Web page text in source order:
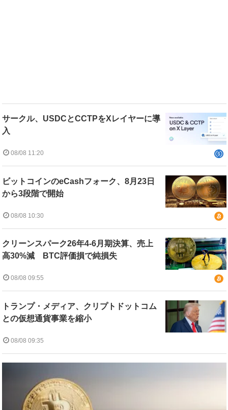
サークル、USDCとCCTPをXレイヤーに導
入
08/08 11:20
ビットコインのeCashフォーク、8月23日
から3段階で開始
08/08 10:30
クリーンスパーク26年4-6月期決算、売上
高30%減 BTC評価損で純損失
08/08 09:55
トランプ・メディア、クリプトドットコム
との仮想通貨事業を縮小
08/08 09:35